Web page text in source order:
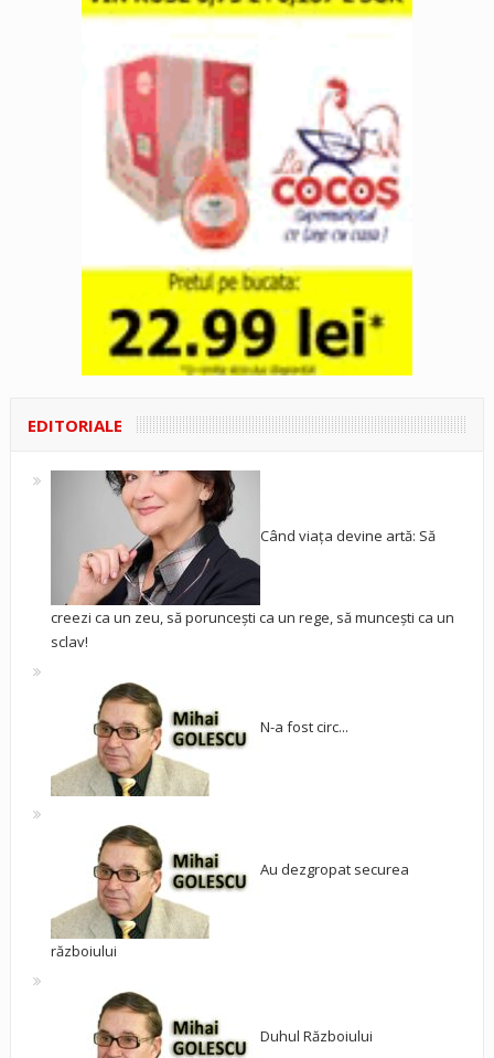
EDITORIALE
Când viața devine artă: Să
creezi ca un zeu, să poruncești ca un rege, să muncești ca un
sclav!
N-a fost circ...
Au dezgropat securea
războiului
Duhul Războiului